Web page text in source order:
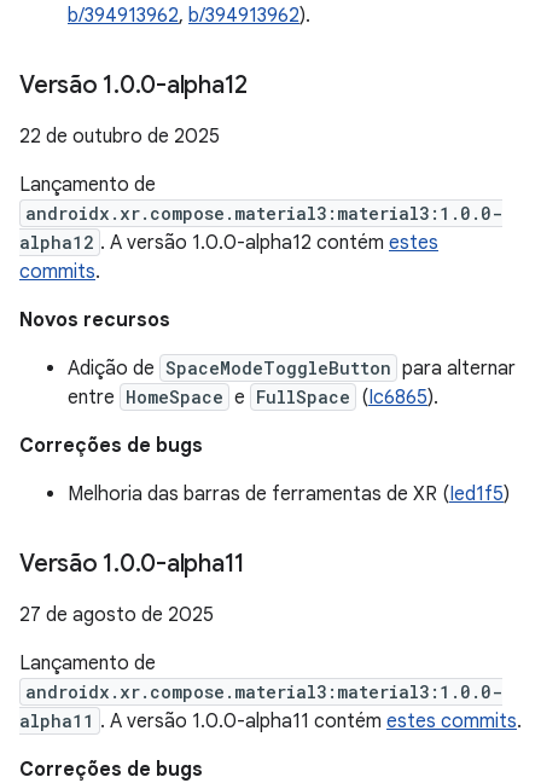
b/394913962, b/394913962).
Versão 1.0.0-alpha12
22 de outubro de 2025
Lançamento de
androidx.xr.compose.material3:material3:1.0.0-
alpha12 . A versão 1.0.0-alpha12 contém estes
commits.
Novos recursos
Adição de SpaceModeToggleButton para alternar
entre HomeSpace e FullSpace (Ic6865).
Correções de bugs
Melhoria das barras de ferramentas de XR (Ied1f5)
Versão 1.0.0-alpha11
27 de agosto de 2025
Lançamento de
androidx.xr.compose.material3:material3:1.0.0-
alpha11 . A versão 1.0.0-alpha11 contém estes commits.
Correções de bugs